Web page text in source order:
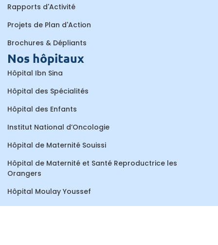
Rapports d'Activité
Projets de Plan d'Action
Brochures & Dépliants
Nos hôpitaux
Hôpital Ibn Sina
Hôpital des Spécialités
Hôpital des Enfants
Institut National d’Oncologie
Hôpital de Maternité Souissi
Hôpital de Maternité et Santé Reproductrice les
Orangers
Hôpital Moulay Youssef
Centre de Consultations et de Traitements Dentaires